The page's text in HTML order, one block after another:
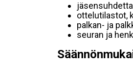
ottelutilastot,
palkan- ja
seuran ja